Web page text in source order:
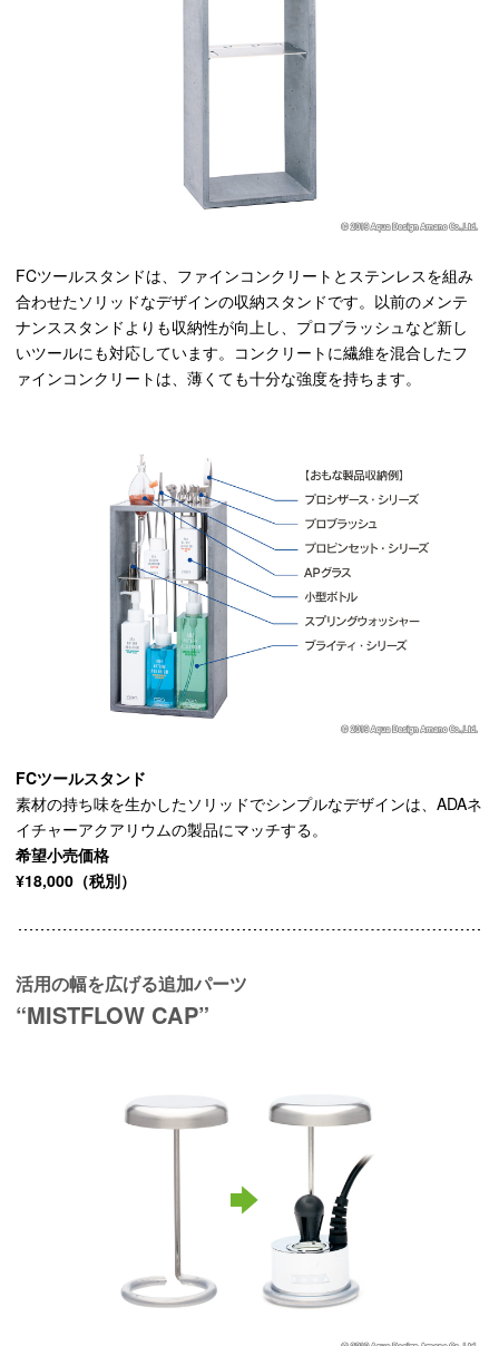
FCツールスタンドは、ファインコンクリートとステンレスを組み
合わせたソリッドなデザインの収納スタンドです。以前のメンテ
ナンススタンドよりも収納性が向上し、プロブラッシュなど新し
いツールにも対応しています。コンクリートに繊維を混合したフ
ァインコンクリートは、薄くても十分な強度を持ちます。
FCツールスタンド
素材の持ち味を生かしたソリッドでシンプルなデザインは、ADAネ
イチャーアクアリウムの製品にマッチする。
希望小売価格
¥18,000（税別）
活用の幅を広げる追加パーツ
“MISTFLOW CAP”